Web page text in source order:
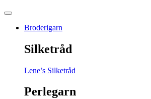
Broderigarn
Silketråd
Lene’s Silketråd
Perlegarn